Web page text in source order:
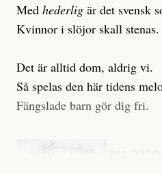
Med hederlig är det svensk
Kvinnor i slöjor skall stenas.
Det är alltid dom, aldrig vi.
Så spelas den här tidens
Fängslade barn gör dig fri.